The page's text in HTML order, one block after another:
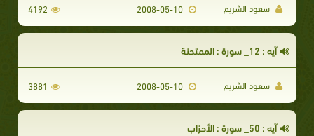
سعود الشريم 2008-05-10
4192
آيه : 12_ سورة : الممتحنة
سعود الشريم 2008-05-10
3881
آيه : 50_ سورة : الأحزاب